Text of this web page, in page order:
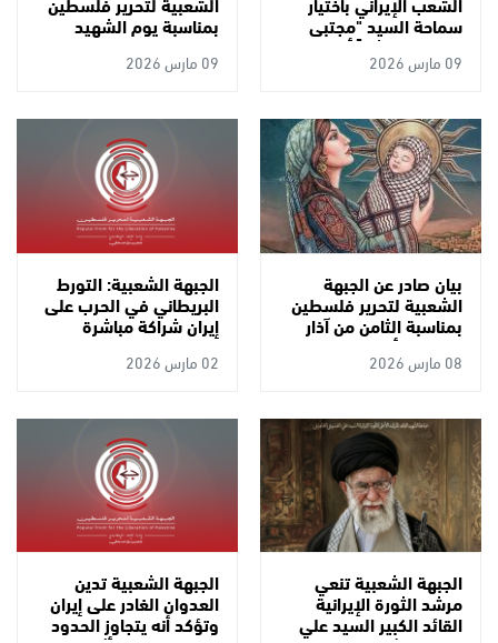
سماحة السيد "مجتبى
خامنئي" مرشداً أعلى
للثورة الإسلامية
09 مارس 2026
بمناسبة يوم الشهيد
الجبهاوي
09 مارس 2026
بيان صادر عن الجبهة
الشعبية لتحرير فلسطين
بمناسبة الثامن من آذار
(يوم المرأة العالمي)
08 مارس 2026
الجبهة الشعبية: التورط
البريطاني في الحرب على
إيران شراكة مباشرة
وندعو القوى الحرة في
بريطانيا لمحاصرة نهج
02 مارس 2026
الجبهة الشعبية تنعي
مرشد الثورة الإيرانية
القائد الكبير السيد علي
الجبهة الشعبية تدين
العدوان الغادر على إيران
وتؤكد أنه يتجاوز الحدود